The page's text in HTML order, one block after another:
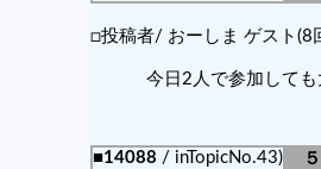
□投稿者/ おーしま ゲスト
今日2人で参加しても
■14088 / inTopicNo.43)